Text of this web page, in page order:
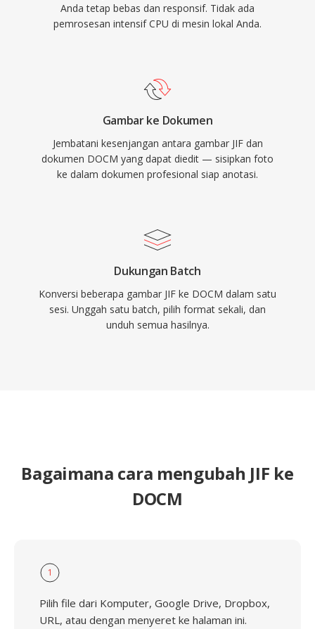
Anda tetap bebas dan responsif. Tidak ada
pemrosesan intensif CPU di mesin lokal Anda.
Gambar ke Dokumen
Jembatani kesenjangan antara gambar JIF dan
dokumen DOCM yang dapat diedit — sisipkan foto
ke dalam dokumen profesional siap anotasi.
Dukungan Batch
Konversi beberapa gambar JIF ke DOCM dalam satu
sesi. Unggah satu batch, pilih format sekali, dan
unduh semua hasilnya.
Bagaimana cara mengubah JIF ke
DOCM
1
Pilih file dari Komputer, Google Drive, Dropbox,
URL, atau dengan menyeret ke halaman ini.